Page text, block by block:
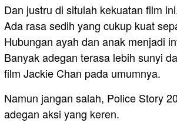
Dan justru di situlah kekuatan film
Ada rasa sedih yang cukup kuat
Hubungan ayah dan anak menjadi
Banyak adegan terasa lebih sunyi
film Jackie Chan pada umumnya.
Namun jangan salah, Police Story
adegan aksi yang keren.